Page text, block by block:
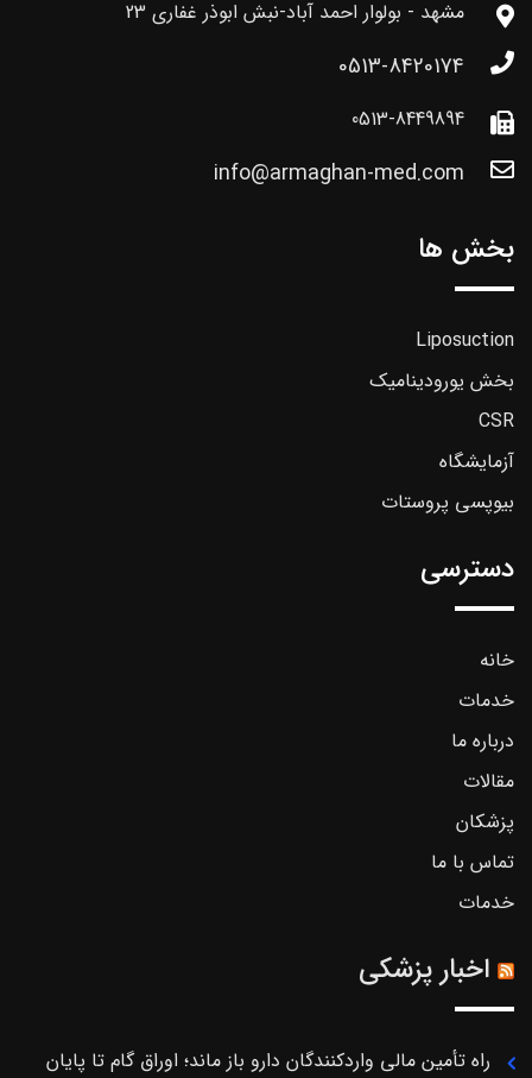
مشهد - بولوار احمد آباد-نبش ابوذر غفاری 23
0513-8420174
0513-8449894
info@armaghan-med.com
بخش ها
Liposuction
بخش یورودینامیک
CSR
آزمایشگاه
بیوپسی پروستات
دسترسی
خانه
خدمات
درباره ما
مقالات
پزشکان
تماس با ما
خدمات
اخبار پزشکی
راه تأمین مالی واردکنندگان دارو باز ماند؛ اوراق گام تا پایان